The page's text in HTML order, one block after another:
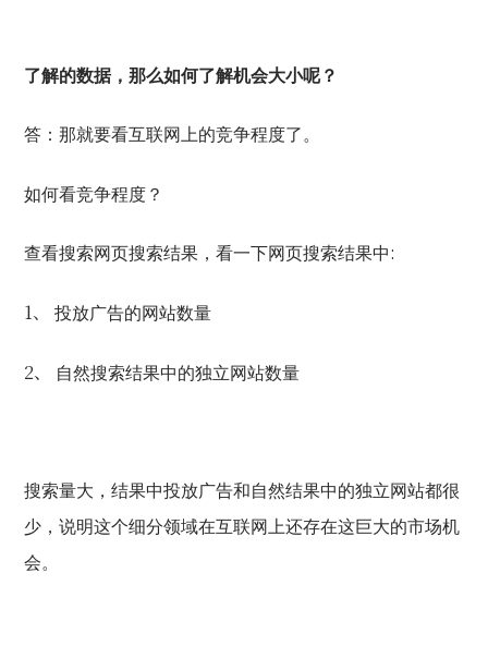
了解的数据，那么如何了解机会大小呢？
答：那就要看互联网上的竞争程度了。
如何看竞争程度？
查看搜索网页搜索结果，看一下网页搜索结果中:
1、 投放广告的网站数量
2、 自然搜索结果中的独立网站数量
搜索量大，结果中投放广告和自然结果中的独立网站都很
少，说明这个细分领域在互联网上还存在这巨大的市场机
会。